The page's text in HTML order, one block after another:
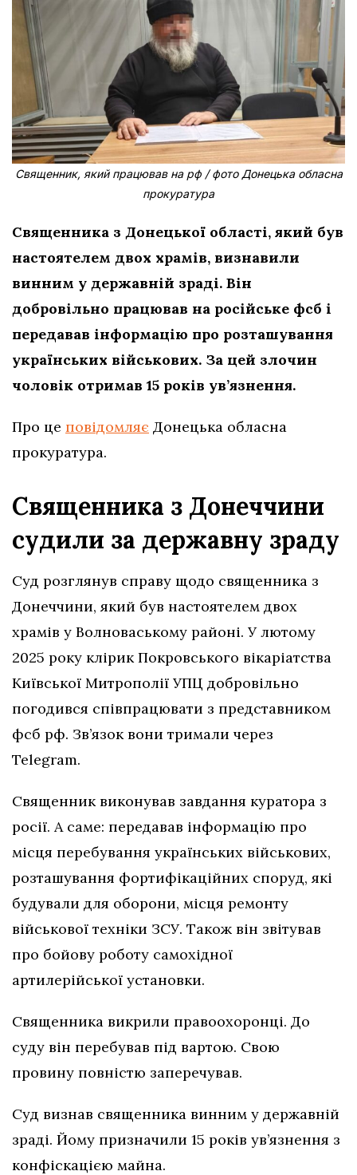
Священник, який працював на рф / фото Донецька обласна
прокуратура
Священника з Донецької області, який був
настоятелем двох храмів, визнавили
винним у державній зраді. Він
добровільно працював на російське фсб і
передавав інформацію про розташування
українських військових. За цей злочин
чоловік отримав 15 років ув’язнення.
Про це повідомляє Донецька обласна
прокуратура.
Священника з Донеччини
судили за державну зраду
Суд розглянув справу щодо священника з
Донеччини, який був настоятелем двох
храмів у Волноваському районі. У лютому
2025 року клірик Покровського вікаріатства
Київської Митрополії УПЦ добровільно
погодився співпрацювати з представником
фсб рф. Зв’язок вони тримали через
Telegram.
Священник виконував завдання куратора з
росії. А саме: передавав інформацію про
місця перебування українських військових,
розташування фортифікаційних споруд, які
будували для оборони, місця ремонту
військової техніки ЗСУ. Також він звітував
про бойову роботу самохідної
артилерійської установки.
Священника викрили правоохоронці. До
суду він перебував під вартою. Свою
провину повністю заперечував.
Суд визнав священника винним у державній
зраді. Йому призначили 15 років ув’язнення з
конфіскацією майна.